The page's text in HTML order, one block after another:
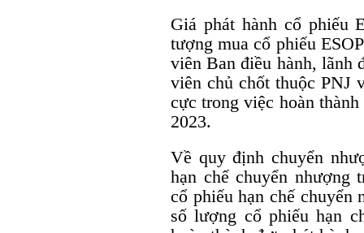
Giá phát hành cổ phiếu
tượng mua cổ phiếu
viên Ban điều hành, lãnh
viên chủ chốt thuộc PNJ
cực trong việc hoàn
2023.
Về quy định chuyển
hạn chế chuyển nhượng
cổ phiếu hạn chế chuyển
số lượng cổ phiếu hạn